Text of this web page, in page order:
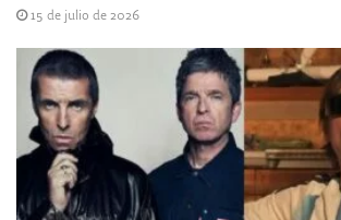
15 de julio de 2026